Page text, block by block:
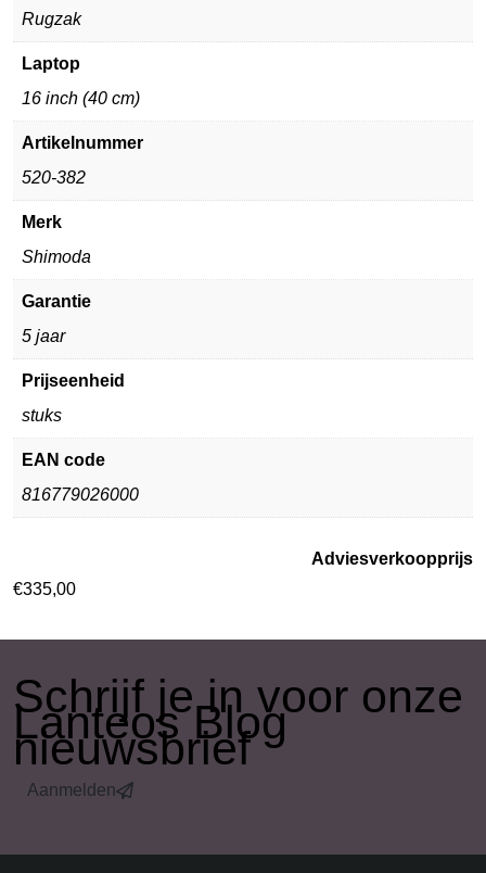
Rugzak
Laptop
16 inch (40 cm)
Artikelnummer
520-382
Merk
Shimoda
Garantie
5 jaar
Prijseenheid
stuks
EAN code
816779026000
Adviesverkoopprijs
€335,00
​Schrijf je in voor onze
Lanteos Blog
nieuwsbrief
Aanmelden